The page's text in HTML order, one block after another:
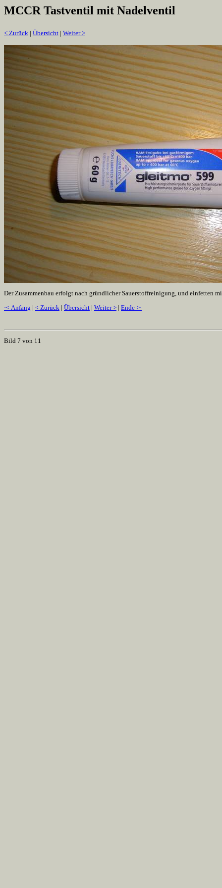
MCCR Tastventil mit Nadelventil
< Zurück | Übersicht | Weiter >
Der Zusammenbau erfolgt nach gründlicher Sauerstoffreinigung, und einfetten
·< Anfang | < Zurück | Übersicht | Weiter > | Ende >·
Bild 7 von 11